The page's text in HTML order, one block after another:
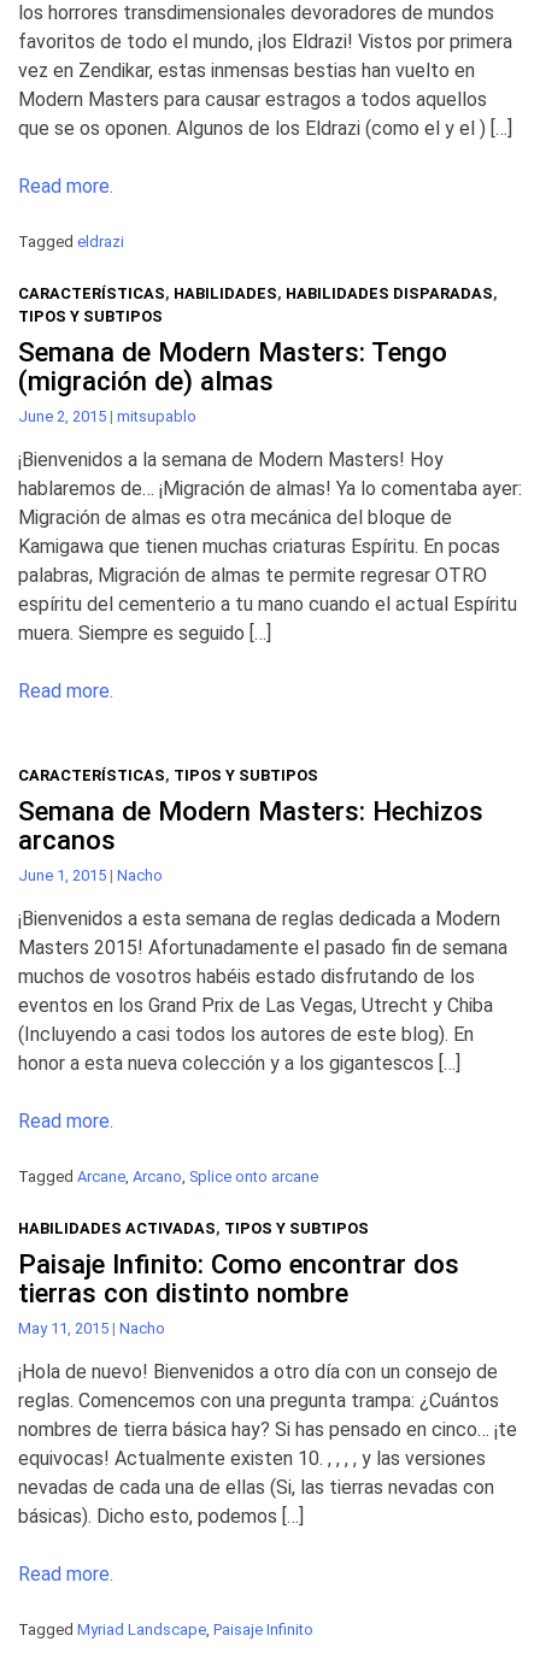
los horrores transdimensionales devoradores de mundos
favoritos de todo el mundo, ¡los Eldrazi! Vistos por primera
vez en Zendikar, estas inmensas bestias han vuelto en
Modern Masters para causar estragos a todos aquellos
que se os oponen. Algunos de los Eldrazi (como el y el ) […]
Read more.
Tagged eldrazi
CARACTERÍSTICAS, HABILIDADES, HABILIDADES DISPARADAS,
TIPOS Y SUBTIPOS
Semana de Modern Masters: Tengo
(migración de) almas
June 2, 2015 | mitsupablo
¡Bienvenidos a la semana de Modern Masters! Hoy
hablaremos de… ¡Migración de almas! Ya lo comentaba ayer:
Migración de almas es otra mecánica del bloque de
Kamigawa que tienen muchas criaturas Espíritu. En pocas
palabras, Migración de almas te permite regresar OTRO
espíritu del cementerio a tu mano cuando el actual Espíritu
muera. Siempre es seguido […]
Read more.
CARACTERÍSTICAS, TIPOS Y SUBTIPOS
Semana de Modern Masters: Hechizos
arcanos
June 1, 2015 | Nacho
¡Bienvenidos a esta semana de reglas dedicada a Modern
Masters 2015! Afortunadamente el pasado fin de semana
muchos de vosotros habéis estado disfrutando de los
eventos en los Grand Prix de Las Vegas, Utrecht y Chiba
(Incluyendo a casi todos los autores de este blog). En
honor a esta nueva colección y a los gigantescos […]
Read more.
Tagged Arcane, Arcano, Splice onto arcane
HABILIDADES ACTIVADAS, TIPOS Y SUBTIPOS
Paisaje Infinito: Como encontrar dos
tierras con distinto nombre
May 11, 2015 | Nacho
¡Hola de nuevo! Bienvenidos a otro día con un consejo de
reglas. Comencemos con una pregunta trampa: ¿Cuántos
nombres de tierra básica hay? Si has pensado en cinco… ¡te
equivocas! Actualmente existen 10. , , , , y las versiones
nevadas de cada una de ellas (Si, las tierras nevadas con
básicas). Dicho esto, podemos […]
Read more.
Tagged Myriad Landscape, Paisaje Infinito